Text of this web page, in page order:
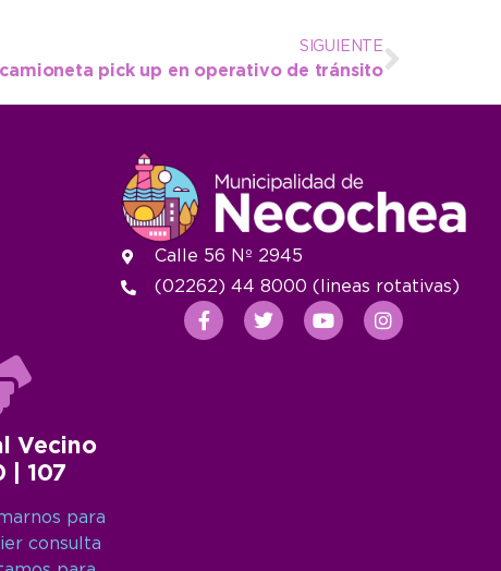
SIGUIENTE
camioneta pick up en operativo de tránsito
Vecino
| 107
para
consulta
Calle 56 Nº 2945
(02262) 44 8000 (lineas rotativas)